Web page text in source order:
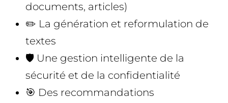
documents, articles)
✏️ La génération et reformulation de
textes
🛡️ Une gestion intelligente de la
sécurité et de la confidentialité
🎯 Des recommandations